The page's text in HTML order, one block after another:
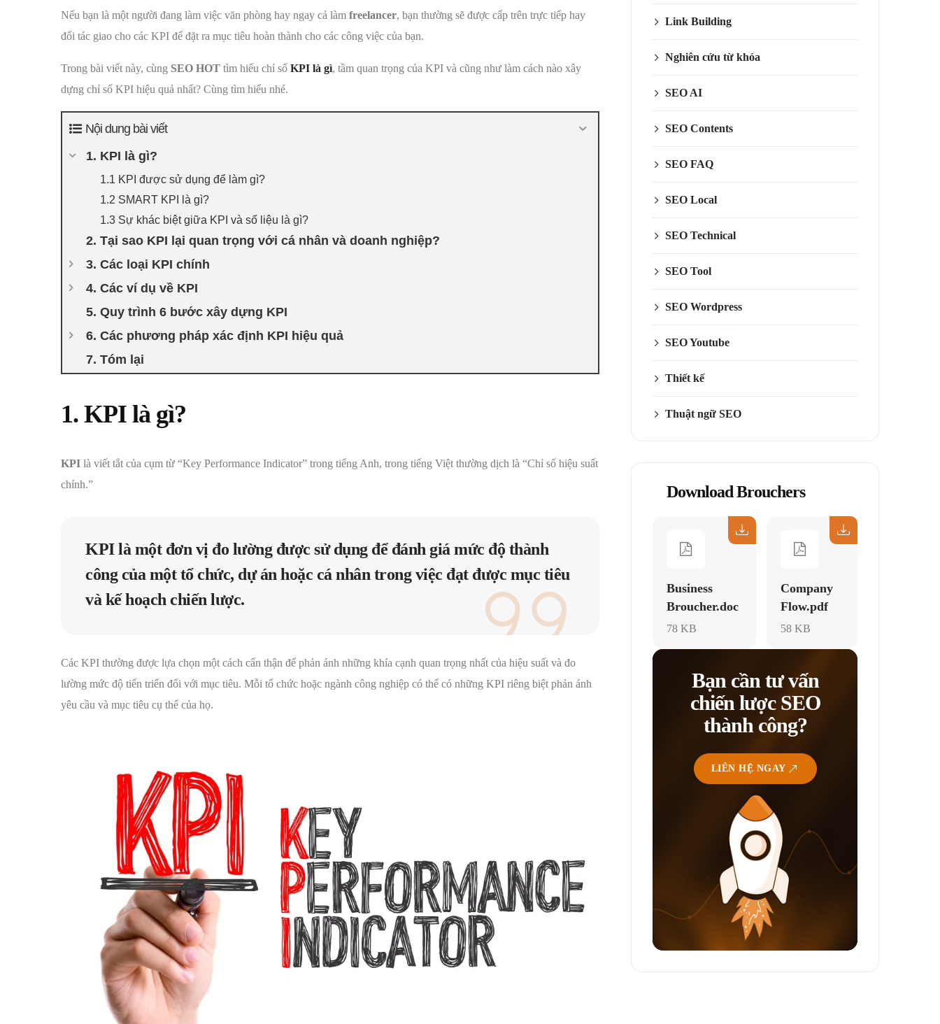
Nếu bạn là một người đang làm việc văn phòng hay ngay cả làm freelancer, bạn thường sẽ được cấp trên trực tiếp hay
đối tác giao cho các KPI để đặt ra mục tiêu hoàn thành cho các công việc của bạn.
Trong bài viết này, cùng SEO HOT tìm hiểu chỉ số KPI là gì, tầm quan trọng của KPI và cũng như làm cách nào xây
dựng chỉ số KPI hiệu quả nhất? Cùng tìm hiểu nhé.
Nội dung bài viết
1. KPI là gì?
1.1 KPI được sử dụng để làm gì?
1.2 SMART KPI là gì?
1.3 Sự khác biệt giữa KPI và số liệu là gì?
2. Tại sao KPI lại quan trọng với cá nhân và doanh nghiệp?
3. Các loại KPI chính
4. Các ví dụ về KPI
5. Quy trình 6 bước xây dựng KPI
6. Các phương pháp xác định KPI hiệu quả
7. Tóm lại
1. KPI là gì?
KPI là viết tắt của cụm từ “Key Performance Indicator” trong tiếng Anh, trong tiếng Việt thường dịch là “Chỉ số hiệu suất
chính.”
KPI là một đơn vị đo lường được sử dụng để đánh giá mức độ thành
công của một tổ chức, dự án hoặc cá nhân trong việc đạt được mục tiêu
và kế hoạch chiến lược.
Các KPI thường được lựa chọn một cách cẩn thận để phản ánh những khía cạnh quan trọng nhất của hiệu suất và đo
lường mức độ tiến triển đối với mục tiêu. Mỗi tổ chức hoặc ngành công nghiệp có thể có những KPI riêng biệt phản ánh
yêu cầu và mục tiêu cụ thể của họ.
Link Building
Nghiên cứu từ khóa
SEO AI
SEO Contents
SEO FAQ
SEO Local
SEO Technical
SEO Tool
SEO Wordpress
SEO Youtube
Thiết kế
Thuật ngữ SEO
Download Brouchers
Business
Broucher.doc
78 KB
Company
Flow.pdf
58 KB
Bạn cần tư vấn
chiến lược SEO
thành công?
LIÊN HỆ NGAY